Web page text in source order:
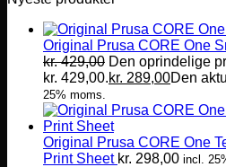
Original Prusa CORE One
kr.429,00 Den oprindelige
kr. 429,00.kr. 289,00Den
25% moms.
Original Prusa CORE One
Print Sheet kr. 298,00 incl.